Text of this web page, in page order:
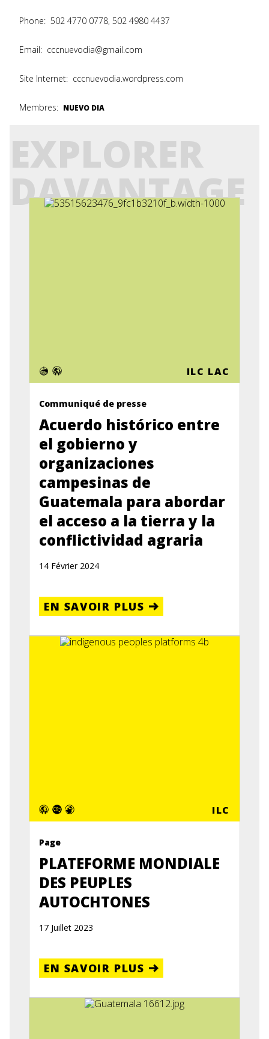
Phone: 502 4770 0778, 502 4980 4437
Email: cccnuevodia@gmail.com
Site Internet: cccnuevodia.wordpress.com
Membres: NUEVO DIA
EXPLORER
DAVANTAGE
ILC LAC
Communiqué de presse
Acuerdo histórico entre
el gobierno y
organizaciones
campesinas de
Guatemala para abordar
el acceso a la tierra y la
conflictividad agraria
14 Février 2024
EN SAVOIR PLUS
ILC
Page
PLATEFORME MONDIALE
DES PEUPLES
AUTOCHTONES
17 Juillet 2023
EN SAVOIR PLUS